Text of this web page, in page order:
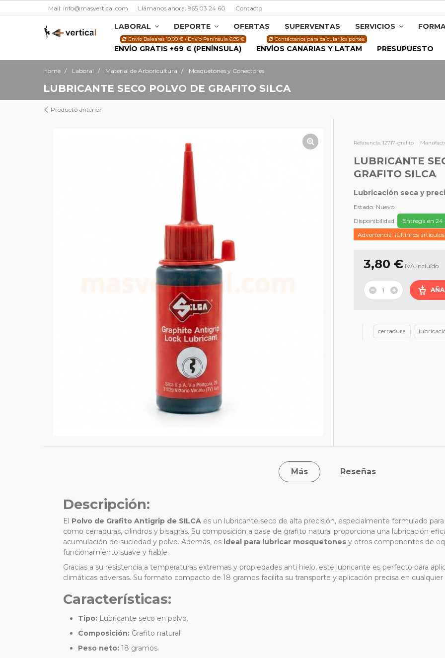
Mail: info@masvertical.com Llámanos ahora: 965 03 24 60 Contacto
LABORAL DEPORTE OFERTAS SUPERVENTAS SERVICIOS
ENVÍO GRATIS +69 € (PENÍNSULA)
Envío Baleares 19,00 € / Envío Península 6,95 €
ENVÍOS CANARIAS Y LATAM
Contáctanos para calcular los portes.
PRESUPUESTO
Home Laboral Material de Arboricultura Mosquetones y Conectores
LUBRICANTE SECO POLVO DE GRAFITO SILCA
Producto anterior
Referencia: 12717-grafito
LUBRICANTE
GRAFITO SILCA
Lubricación seca y
Estado: Nuevo
Disponibilidad:
Entrega en 24
Advertencia: ¡Últimos
3,80 € IVA incluído
cerradura
Más Reseñas
Descripción:
El Polvo de Grafito Antigrip de SILCA es un lubricante seco de alta precisión, especialmente formulado
como cerraduras, cilindros y bisagras. Su composición a base de grafito natural proporciona una lubricación
acumulación de suciedad y polvo. Además, es ideal para lubricar mosquetones y otros componentes de
funcionamiento suave y fiable.
Gracias a su resistencia a temperaturas extremas y propiedades anti hielo, este lubricante es perfecto para
climáticas adversas. Su formato compacto de 18 gramos facilita su transporte y aplicación precisa en cualquier
Características:
Tipo: Lubricante seco en polvo.
Composición: Grafito natural.
Peso neto: 18 gramos.